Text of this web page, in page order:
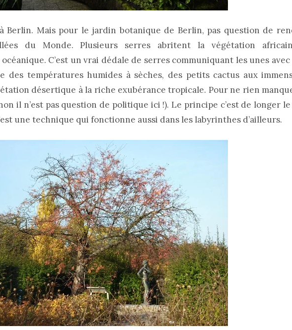
Berlin. Mais pour le jardin botanique de Berlin, pas question de
du Monde. Plusieurs serres abritent la végétation
C’est un vrai dédale de serres communiquant les unes
des températures humides à sèches, des petits cactus aux
désertique à la riche exubérance tropicale. Pour ne rien
il n’est pas question de politique ici !). Le principe c’est de longer
une technique qui fonctionne aussi dans les labyrinthes d’ailleurs.